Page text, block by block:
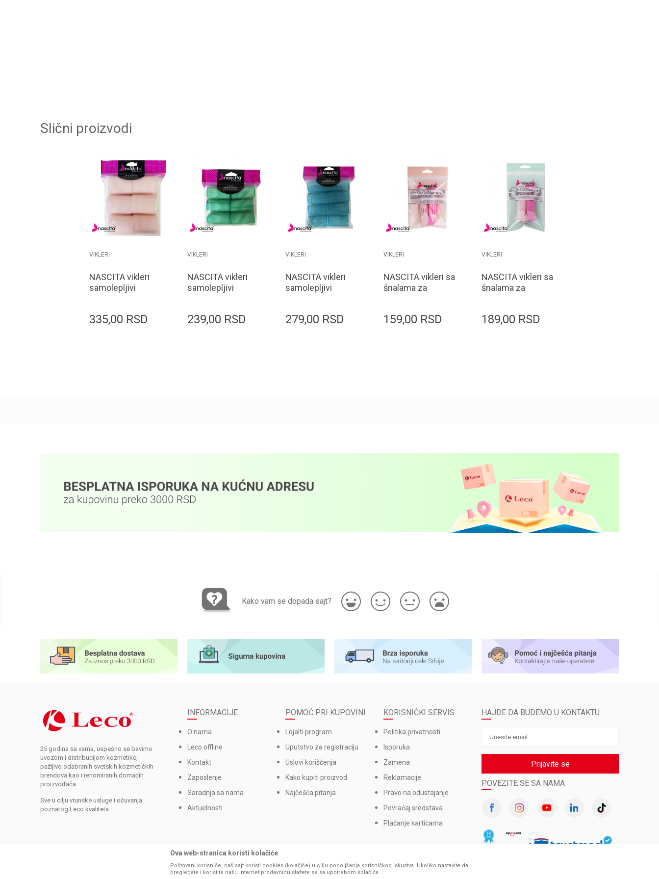
Slični proizvodi
VIKLERI
NASCITA vikleri
samolepljivi
335,00 RSD
VIKLERI
NASCITA vikleri
samolepljivi
239,00 RSD
VIKLERI
NASCITA vikleri
samolepljivi
279,00 RSD
VIKLERI
NASCITA vikleri sa
šnalama za
159,00 RSD
VIKLERI
NASCITA vikleri sa
šnalama za
189,00 RSD
Kako vam se dopada sajt?
25 godina sa vama, uspešno se bavimo
uvozom i distribucijom kozmetike,
pažljivo odabranih svetskih kozmetičkih
brendova kao i renomiranih domaćih
proizvođača.
Sve u cilju vrunske usluge i očuvanja
poznatog Leco kvaliteta.
INFORMACIJE
O nama
Leco offline
Kontakt
Zaposlenje
Saradnja sa nama
Aktuelnosti
POMOĆ PRI KUPOVINI
Lojalti program
Uputstvo za registraciju
Uslovi korišćenja
Kako kupiti proizvod
Najčešća pitanja
KORISNIČKI SERVIS
Politika privatnosti
Isporuka
Zamena
Reklamacije
Pravo na odustajanje
Povraćaj sredstava
Plaćanje karticama
HAJDE DA BUDEMO U KONTAKTU
Prijavite se
POVEZITE SE SA NAMA
Ova web-stranica koristi kolačiće
Poštovani korisniče, naš sajt koristi cookies (kolačiće) u cilju poboljšanja korisničkog iskustva. Ukoliko nastavite da
pregledate i koristite našu Internet prodavnicu slažete se sa upotrebom kolačića.